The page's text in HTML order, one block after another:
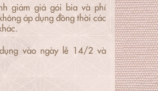
giảm giá gói bia và phí
áp dụng đồng thời các
vào ngày lễ 14/2 và